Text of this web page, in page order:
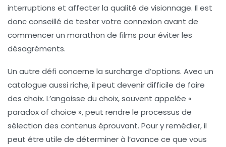
interruptions et affecter la qualité de visionnage. Il est
donc conseillé de tester votre connexion avant de
commencer un marathon de films pour éviter les
désagréments.
Un autre défi concerne la surcharge d’options. Avec un
catalogue aussi riche, il peut devenir difficile de faire
des choix. L’angoisse du choix, souvent appelée «
paradox of choice », peut rendre le processus de
sélection des contenus éprouvant. Pour y remédier, il
peut être utile de déterminer à l’avance ce que vous